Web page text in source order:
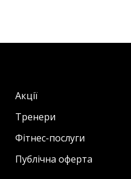
Акції
Тренери
Фітнес-послуги
Публічна оферта